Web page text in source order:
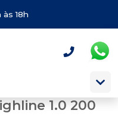
18h
1.0 200